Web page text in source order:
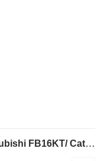
AC8625 pretvarač napona za Mitsubishi FB16KT/ Catepillar električnog viljuškara